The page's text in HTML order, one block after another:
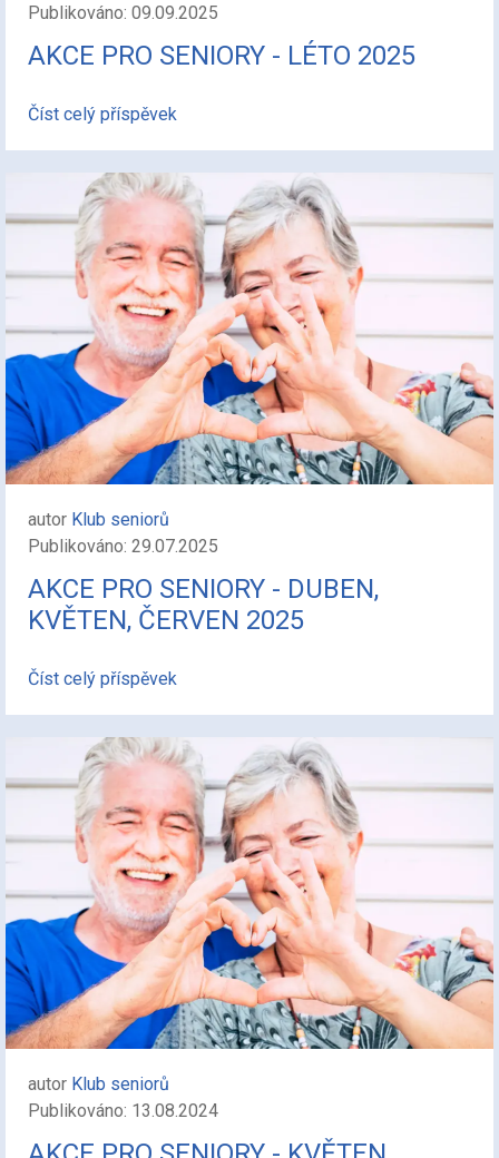
Publikováno: 09.09.2025
AKCE PRO SENIORY - LÉTO 2025
Číst celý příspěvek
autor Klub seniorů
Publikováno: 29.07.2025
AKCE PRO SENIORY - DUBEN,
KVĚTEN, ČERVEN 2025
Číst celý příspěvek
autor Klub seniorů
Publikováno: 13.08.2024